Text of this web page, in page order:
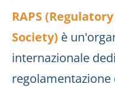
RAPS
Society) è
internazionale
regolamentazione